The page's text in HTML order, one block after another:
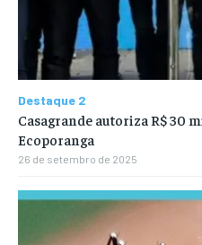
Destaque 2
Casagrande autoriza R$ 30
Ecoporanga
26 de setembro de 2025